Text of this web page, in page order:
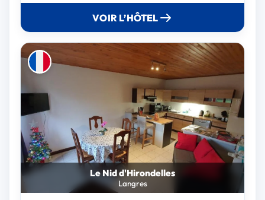
VOIR L’HÔTEL
Le Nid d'Hirondelles
Langres